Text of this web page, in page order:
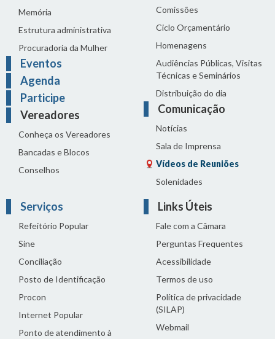
Memória
Estrutura administrativa
Procuradoria da Mulher
Eventos
Agenda
Participe
Vereadores
Conheça os Vereadores
Bancadas e Blocos
Conselhos
Comissões
Ciclo Orçamentário
Homenagens
Audiências Públicas, Visitas
Técnicas e Seminários
Distribuição do dia
Comunicação
Notícias
Sala de Imprensa
Vídeos de Reuniões
Solenidades
Serviços
Refeitório Popular
Sine
Conciliação
Posto de Identificação
Procon
Internet Popular
Ponto de atendimento à
Links Úteis
Fale com a Câmara
Perguntas Frequentes
Acessibilidade
Termos de uso
Política de privacidade
(SILAP)
Webmail